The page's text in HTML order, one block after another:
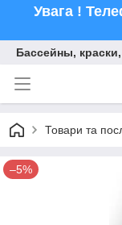
Увага !
Бассейны,
Товари та
–5%